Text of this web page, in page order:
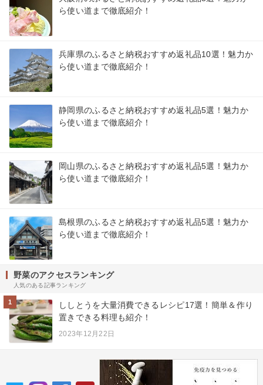
ら使い道まで徹底紹介！
兵庫県のふるさと納税おすすめ返礼品10選！魅力か
ら使い道まで徹底紹介！
静岡県のふるさと納税おすすめ返礼品5選！魅力か
ら使い道まで徹底紹介！
岡山県のふるさと納税おすすめ返礼品5選！魅力か
ら使い道まで徹底紹介！
島根県のふるさと納税おすすめ返礼品5選！魅力か
ら使い道まで徹底紹介！
野菜のアクセスランキング
人気のある記事ランキング
1
ししとうを大量消費できるレシピ17選！簡単＆作り
置きできる料理も紹介！
2023年12月22日